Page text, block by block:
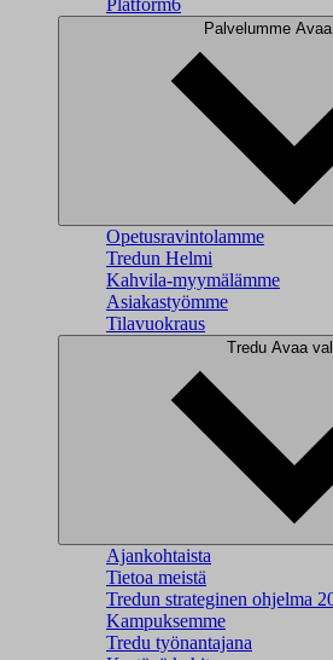
Palvelumme
Opetusravintolamme
Tredun Helmi
Kahvila-myymälämme
Asiakastyömme
Tilavuokraus
Tredu Avaa
Ajankohtaista
Tietoa meistä
Tredun strateginen ohjelma
Kampuksemme
Tredu työnantajana